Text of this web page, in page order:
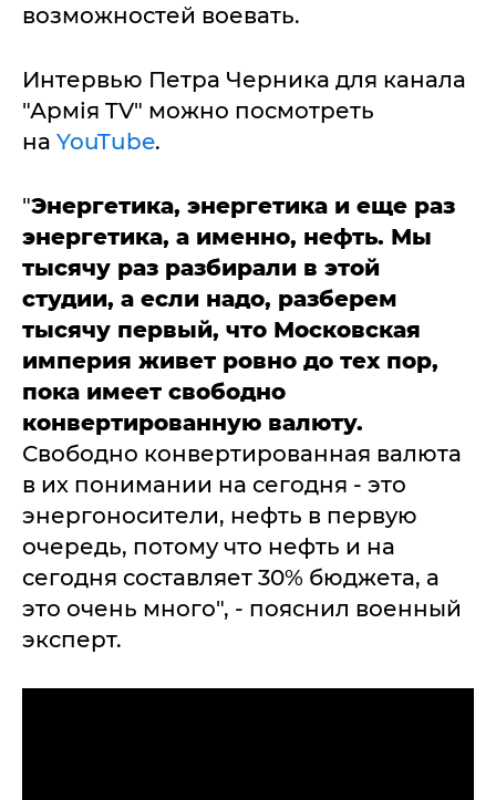
возможностей воевать.
Интервью Петра Черника для канала
"Армія TV" можно посмотреть
на YouTube.
"Энергетика, энергетика и еще раз
энергетика, а именно, нефть. Мы
тысячу раз разбирали в этой
студии, а если надо, разберем
тысячу первый, что Московская
империя живет ровно до тех пор,
пока имеет свободно
конвертированную валюту.
Свободно конвертированная валюта
в их понимании на сегодня - это
энергоносители, нефть в первую
очередь, потому что нефть и на
сегодня составляет 30% бюджета, а
это очень много", - пояснил военный
эксперт.